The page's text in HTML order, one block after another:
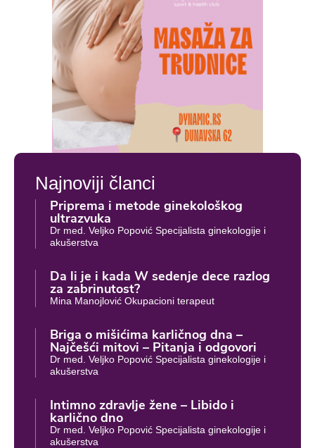
Najnoviji članci
Priprema i metode ginekološkog
ultrazvuka
Dr med. Veljko Popović Specijalista ginekologije i
akušerstva
Da li je i kada W sedenje dece razlog
za zabrinutost?
Mina Manojlović Okupacioni terapeut
Briga o mišićima karličnog dna –
Najčešći mitovi – Pitanja i odgovori
Dr med. Veljko Popović Specijalista ginekologije i
akušerstva
Intimno zdravlje žene – Libido i
karlično dno
Dr med. Veljko Popović Specijalista ginekologije i
akušerstva